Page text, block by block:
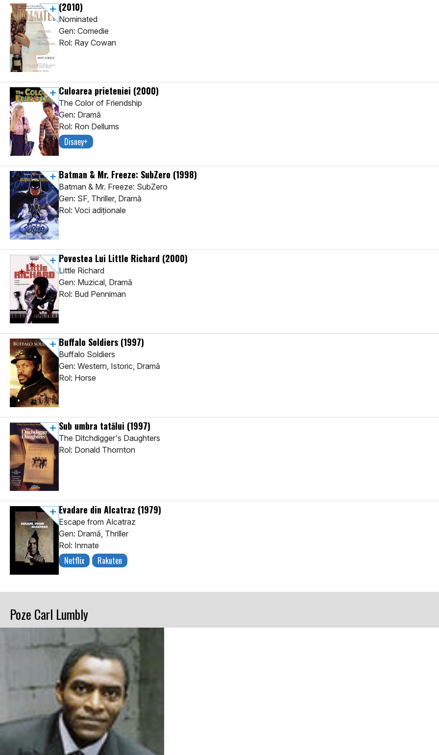
(2010)
Nominated
Gen: Comedie
Rol: Ray Cowan
Culoarea prieteniei (2000)
The Color of Friendship
Gen: Dramă
Rol: Ron Dellums
Disney+
Batman & Mr. Freeze: SubZero (1998)
Batman & Mr. Freeze: SubZero
Gen: SF, Thriller, Dramă
Rol: Voci adiţionale
Povestea Lui Little Richard (2000)
Little Richard
Gen: Muzical, Dramă
Rol: Bud Penniman
Buffalo Soldiers (1997)
Buffalo Soldiers
Gen: Western, Istoric, Dramă
Rol: Horse
Sub umbra tatălui (1997)
The Ditchdigger's Daughters
Rol: Donald Thornton
Evadare din Alcatraz (1979)
Escape from Alcatraz
Gen: Dramă, Thriller
Rol: Inmate
Netflix Rakuten
Poze Carl Lumbly